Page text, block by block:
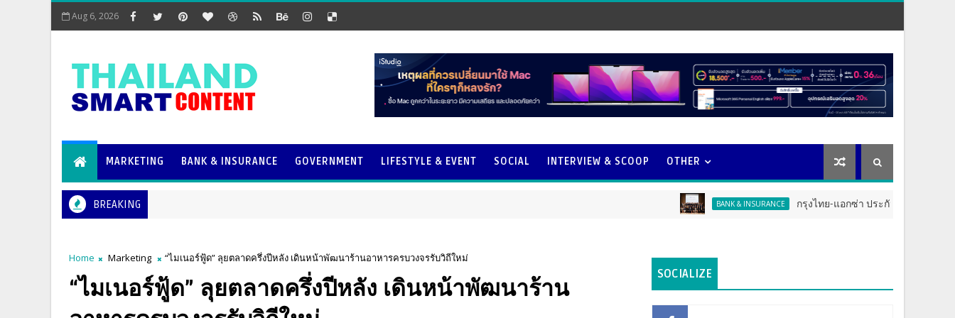
Aug 6, 2026
MARKETING BANK & INSURANCE GOVERNMENT LIFESTYLE & EVENT SOCIAL INTERVIEW & SCOOP OTHER
BREAKING BANK & INSURANCE กรุงไทย-แอกซ่า ประกันชีวิต จัดงาน ERD
Home Marketing “ไมเนอร์ฟู้ด” ลุยตลาดครึ่งปีหลัง เดินหน้าพัฒนาร้านอาหารครบวงจรรับวิถีใหม่
“ไมเนอร์ฟู้ด” ลุยตลาดครึ่งปีหลัง เดินหน้าพัฒนาร้าน
SOCIALIZE